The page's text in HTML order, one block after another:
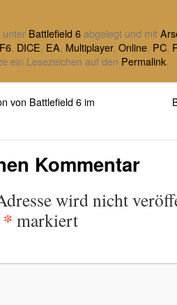
unter Battlefield 6abgelegt und mit
, DICE, EA, Multiplayer, Online, PC,
ein Lesezeichen auf den Permalink.
von Battlefield 6 im
Kommentar
wird nicht
* markiert